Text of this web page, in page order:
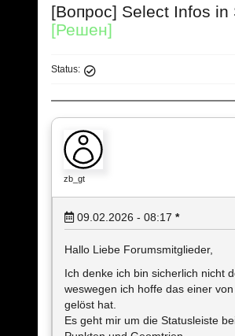
[Вопрос] Select Infos in
[Решен]
Status:
zb_gt
09.02.2026 - 08:17 *
Hallo Liebe Forumsmitglieder,
Ich denke ich bin sicherlich nicht
weswegen ich hoffe das einer
gelöst hat.
Es geht mir um die Statusleiste